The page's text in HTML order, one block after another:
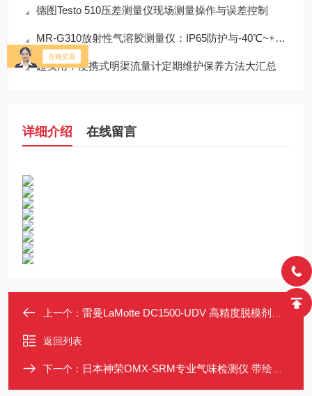
德图Testo 510压差测量仪现场测量操作与误差控制
MR-G310放射性气溶胶测量仪：IP65防护与-40℃~+50℃宽温工作能力
超实用！便携式明渠流量计定期维护保养方法大汇总
详细介绍 在线留言
上一个： 雷曼LaMotte DC1500-UDV 高精度脱模剂浓度检测仪 防水防尘 数据存储
返回列表
下一个： 日本神荣OMX-SRM专业气味检测仪 带绘图软件 32732数据存储 含配件箱